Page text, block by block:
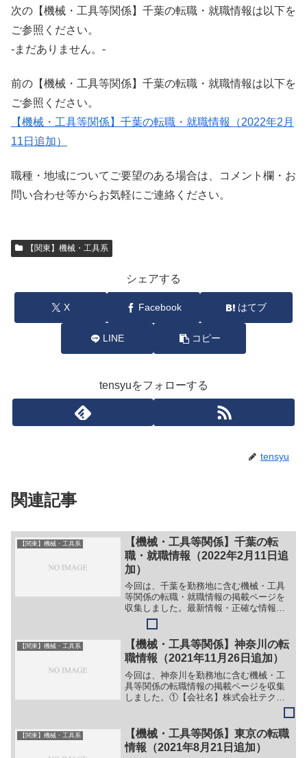
次の【機械・工具等関係】千葉の転職・就職情報は以下を
ご参照ください。
-まだありません。-
前の【機械・工具等関係】千葉の転職・就職情報は以下を
ご参照ください。
【機械・工具等関係】千葉の転職・就職情報（2022年2月
11日追加）
職種・地域についてご要望のある場合は、コメント欄・お
問い合わせ等からお気軽にご連絡ください。
【関東】機械・工具系
シェアする
X Facebook はてブ
LINE コピー
tensyuをフォローする
tensyu
関連記事
【関東】機械・工具系
【機械・工具等関係】千葉の転
職・就職情報（2022年2月11日追
加）
今回は、千葉を勤務地に含む機械・工具
等関係の転職・就職情報の掲載ページを
収集しました。最新情報・正確な情報は
企業サイトでご確認ください。①【会社
名】AGC株式会社【職務】［キャリア・
中途］＞＞別企業のサイトに情報が掲載
されているため、詳細は...
【関東】機械・工具系
【機械・工具等関係】神奈川の転
職情報（2021年11月26日追加）
今回は、神奈川を勤務地に含む機械・工
具等関係の転職情報の掲載ページを収集
しました。①【会社名】株式会社テクノ
アソシエ【職務】（１）品質保証・品質
管理【勤務地】神奈川等【詳細】転職・
就職情報の詳細はこちら②【会社名】株
式会社メディノス【職務】...
【関東】機械・工具系
【機械・工具等関係】東京の転職
情報（2021年8月21日追加）